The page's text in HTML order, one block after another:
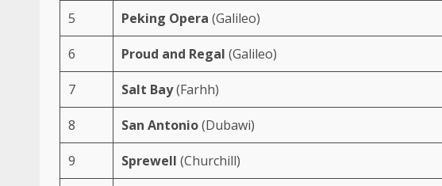
5 Peking Opera (Galileo)
6 Proud and Regal (Galileo)
7 Salt Bay(Farhh)
8 San Antonio(Dubawi)
9 Sprewell (Churchill)